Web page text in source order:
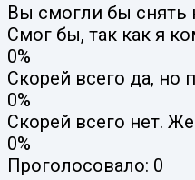
Вы смогли бы снять
Смог бы, так как я
0%
Скорей всего да, но
0%
Скорей всего нет.
0%
Проголосовало: 0